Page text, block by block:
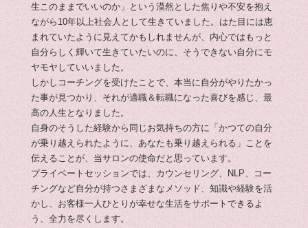
生このままでいいのか」という漠然とした焦りや不安を抱え
ながら10年以上社会人として生きていました。はた目には恵
まれていたように見えてかもしれませんが、内心ではもっと
自分らしく輝いて生きていたいのに、そうできない自分にモ
ヤモヤしていいました。
しかしコーチングを受けたことで、本当に自分がやりたかっ
た事が見つかり、それが適職＆転職になった喜びを感じ、最
高の人生となりました。
自身のそうした経験から同じお気持ちの方に「かつての自分
が乗り越えられたように、あなたも乗り越えられる」ことを
伝えることが、当サロンの使命だと思っています。
プライベートセッションでは、カウンセリング、NLP、コー
チングなど自分が持つさまざまなメソッド、知識や経験を活
かし、お客様一人ひとりが幸せな生活をサポートできるよ
う、全力を尽くします。